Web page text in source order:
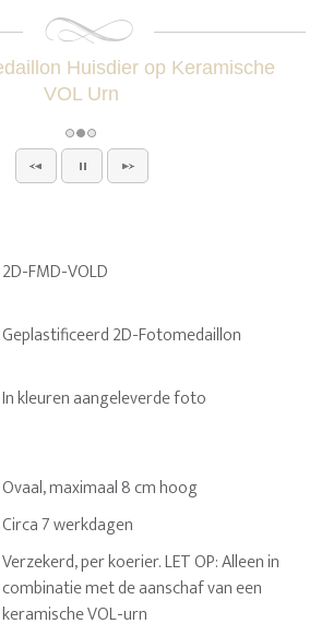
2D-FMD-VOLD
Geplastificeerd 2D-Fotomedaillon
In kleuren aangeleverde foto
Ovaal, maximaal 8 cm hoog
Circa 7 werkdagen
Verzekerd, per koerier. LET OP: Alleen in
combinatie met de aanschaf van een
keramische VOL-urn